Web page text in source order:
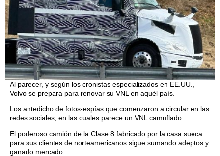
Al parecer, y según los cronistas especializados en EE.UU.,
Volvo se prepara para renovar su VNL en aquél país.
Los antedicho de fotos-espías que comenzaron a circular en las
redes sociales, en las cuales parece un VNL camuflado.
El poderoso camión de la Clase 8 fabricado por la casa sueca
para sus clientes de norteamericanos sigue sumando adeptos y
ganado mercado.